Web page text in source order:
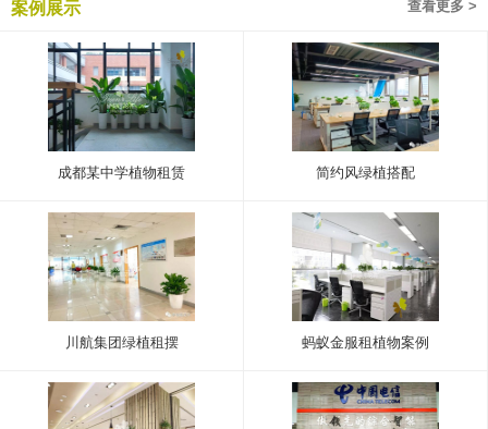
查看更多 >
案例展示
成都某中学植物租赁 简约风绿植搭配
川航集团绿植租摆 蚂蚁金服租植物案例